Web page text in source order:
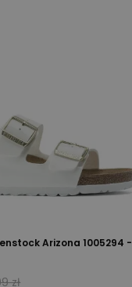
Arizona 1005294 -
zł